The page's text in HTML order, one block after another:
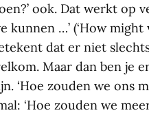
ook. Dat werkt op
kunnen …’ (‘How might
dat er niet
Maar dan ben je
‘Hoe zouden we ons
‘Hoe zouden we